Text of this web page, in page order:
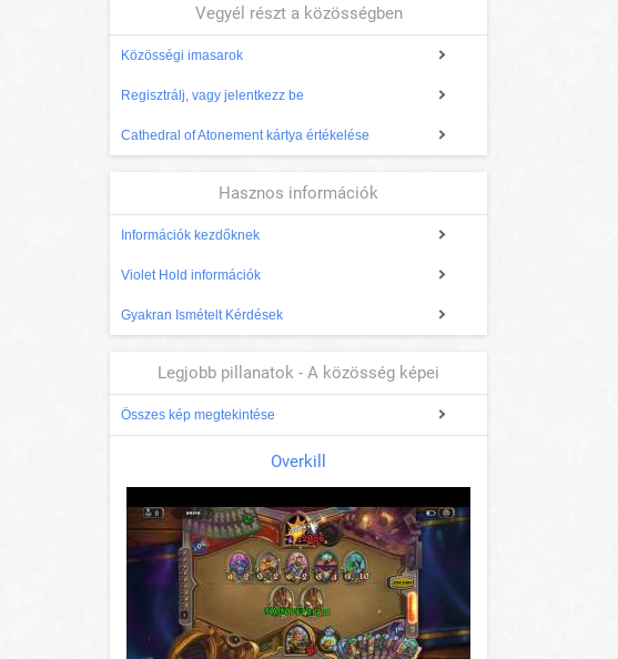
Vegyél részt a közösségben
Közösségi imasarok
Regisztrálj, vagy jelentkezz be
Cathedral of Atonement kártya értékelése
Hasznos információk
Információk kezdőknek
Violet Hold információk
Gyakran Ismételt Kérdések
Legjobb pillanatok - A közösség képei
Összes kép megtekintése
Overkill